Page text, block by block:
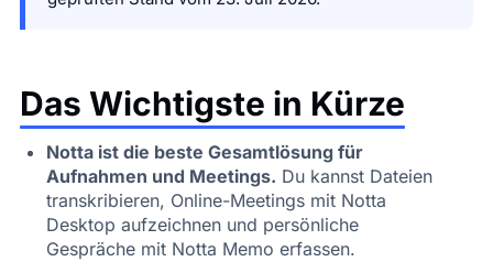
Das Wichtigste in Kürze
Notta ist die beste Gesamtlösung für
Aufnahmen und Meetings. Du kannst Dateien
transkribieren, Online-Meetings mit Notta
Desktop aufzeichnen und persönliche
Gespräche mit Notta Memo erfassen.